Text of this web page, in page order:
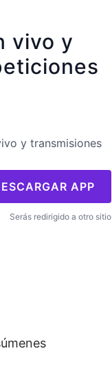
vivo y
y transmisiones
APP
Serás redirigido a otro sitio